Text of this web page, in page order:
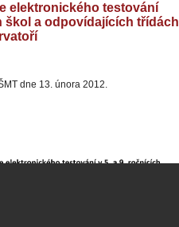
elektronického testování
škol a odpovídajících třídách
dne 13. února 2012.